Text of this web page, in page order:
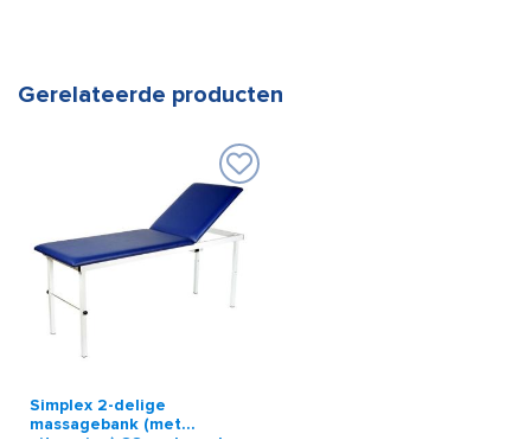
Gerelateerde producten
Simplex 2-delige
massagebank (met